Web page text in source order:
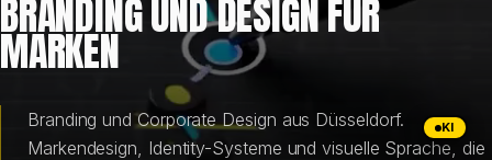
WEB DESIGN
KI
BRANDING UND DESIGN FÜR
MARKEN
Branding und Corporate Design aus Düsseldorf.
Markendesign, Identity-Systeme und visuelle Sprache, die